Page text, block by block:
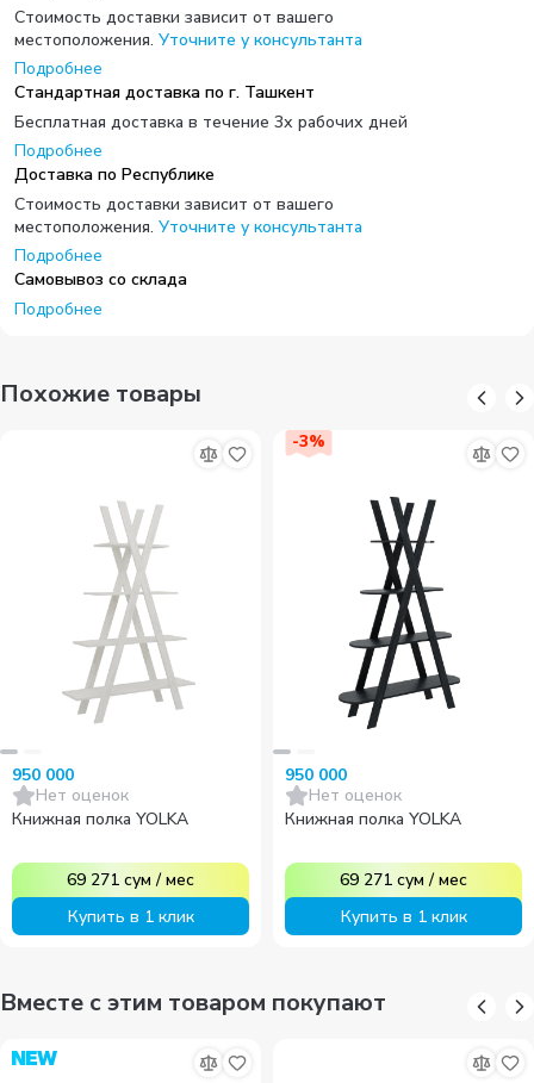
Стоимость доставки зависит от вашего
местоположения. Уточните у консультанта
Подробнее
Стандартная доставка по г. Ташкент
Бесплатная доставка в течение 3х рабочих дней
Подробнее
Доставка по Республике
Стоимость доставки зависит от вашего
местоположения. Уточните у консультанта
Подробнее
Самовывоз со склада
Подробнее
Похожие товары
950 000
Нет оценок
Книжная полка YOLKA
69 271 сум /мес
Купить в 1 клик
-3%
950 000
Нет оценок
Книжная полка YOLKA
69 271 сум /мес
Купить в 1 клик
Вместе с этим товаром покупают